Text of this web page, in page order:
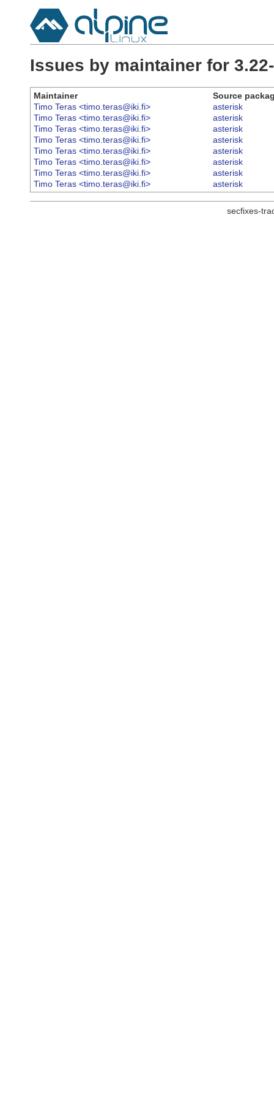
Issues by maintainer for
Maintainer
Source
Timo Teras <timo.teras@iki.fi>
asterisk
Timo Teras <timo.teras@iki.fi>
asterisk
Timo Teras <timo.teras@iki.fi>
asterisk
Timo Teras <timo.teras@iki.fi>
asterisk
Timo Teras <timo.teras@iki.fi>
asterisk
Timo Teras <timo.teras@iki.fi>
asterisk
Timo Teras <timo.teras@iki.fi>
asterisk
Timo Teras <timo.teras@iki.fi>
asterisk
secfixes-